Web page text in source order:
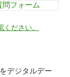
問フォーム
ださい。
デジタルデー